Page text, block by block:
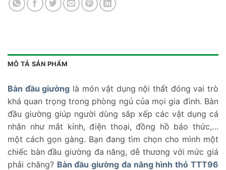
MÔ TẢ SẢN PHẨM
Bàn đầu giường là món vật dụng nội thất đóng vai trò
khá quan trọng trong phòng ngủ của mọi gia đình. Bàn
đầu giường giúp người dùng sắp xếp các vật dụng cá
nhân như mắt kính, điện thoại, đồng hồ báo thức,…
một cách gọn gàng. Bạn đang tìm chọn cho mình một
chiếc bàn đầu giường đa năng, dễ thương với mức giá
phải chăng? Bàn đầu giường đa năng hình thỏ TTT96